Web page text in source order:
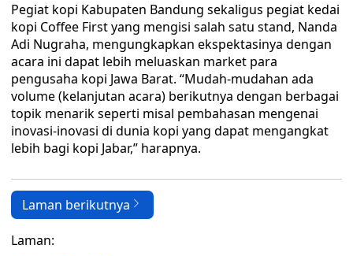
Pegiat kopi Kabupaten Bandung sekaligus pegiat kedai
kopi Coffee First yang mengisi salah satu stand, Nanda
Adi Nugraha, mengungkapkan ekspektasinya dengan
acara ini dapat lebih meluaskan market para
pengusaha kopi Jawa Barat. “Mudah-mudahan ada
volume (kelanjutan acara) berikutnya dengan berbagai
topik menarik seperti misal pembahasan mengenai
inovasi-inovasi di dunia kopi yang dapat mengangkat
lebih bagi kopi Jabar,” harapnya.
Laman berikutnya
Laman: